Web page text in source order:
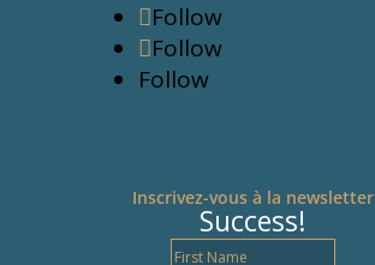
Follow
Follow
Follow
Inscrivez-vous à la newsletter
Success!